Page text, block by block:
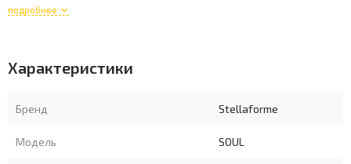
подробнее
Характеристики
Бренд Stellaforme
Модель SOUL